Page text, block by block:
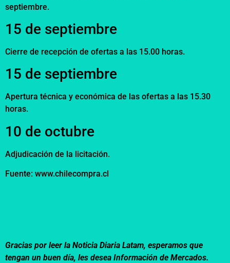
septiembre.
15 de septiembre
Cierre de recepción de ofertas a las 15.00 horas.
15 de septiembre
Apertura técnica y económica de las ofertas a las 15.30
horas.
10 de octubre
Adjudicación de la licitación.
Fuente: www.chilecompra.cl
Gracias por leer la Noticia Diaria Latam, esperamos que
tengan un buen día, les desea Información de Mercados.